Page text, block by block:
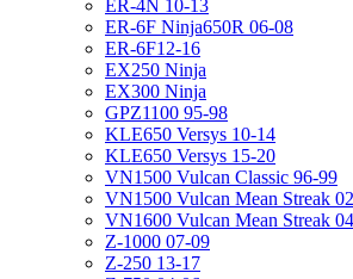
ER-4N 10-13
ER-6F Ninja650R 06-08
ER-6F12-16
EX250 Ninja
EX300 Ninja
GPZ1100 95-98
KLE650 Versys 10-14
KLE650 Versys 15-20
VN1500 Vulcan Classic 96-99
VN1500 Vulcan Mean Streak
VN1600 Vulcan Mean Streak
Z-1000 07-09
Z-250 13-17